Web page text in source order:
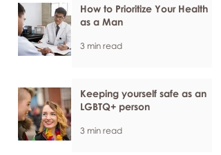
How to Prioritize Your Health
as a Man
3 min read
Keeping yourself safe as an
LGBTQ+ person
3 min read